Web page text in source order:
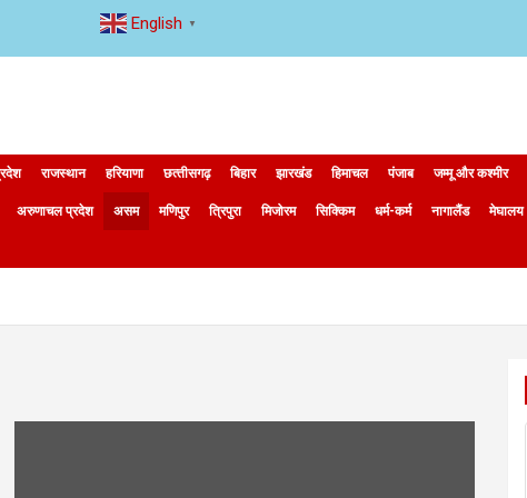
राजस्थान हरियाणा छत्‍तीसगढ़ बिहार झारखंड हिमाचल पंजाब जम्मू और कश्मीर
अरुणाचल प्रदेश असम मणिपुर त्रिपुरा मिजोरम सिक्किम धर्म-कर्म नागालैंड मेघालय
English ▼